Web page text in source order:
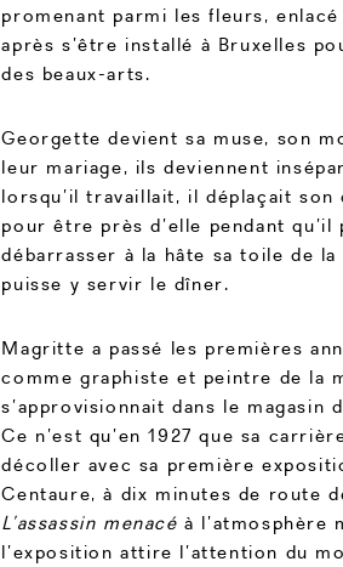
promenant parmi les fleurs,
après s’être installé à Bruxelles
des beaux-arts.
Georgette devient sa muse, son
leur mariage, ils deviennent
lorsqu’il travaillait, il déplaçait son
pour être près d’elle pendant qu’il
débarrasser à la hâte sa toile de la
puisse y servir le dîner.
Magritte a passé les premières
comme graphiste et peintre de la
s’approvisionnait dans le magasin
Ce n’est qu’en 1927 que sa
décoller avec sa première
Centaure, à dix minutes de route
L’assassin menacéà l’atmosphère
l’exposition attire l’attention du